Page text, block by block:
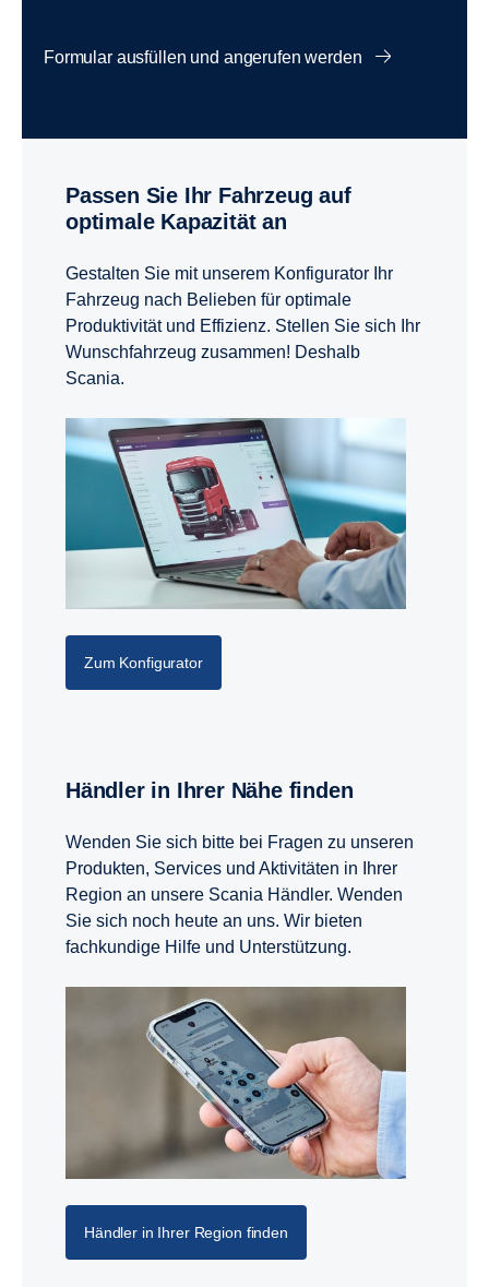
Formular ausfüllen und angerufen werden
Passen Sie Ihr Fahrzeug auf
optimale Kapazität an
Gestalten Sie mit unserem Konfigurator Ihr
Fahrzeug nach Belieben für optimale
Produktivität und Effizienz. Stellen Sie sich Ihr
Wunschfahrzeug zusammen! Deshalb
Scania.
Zum Konfigurator
Händler in Ihrer Nähe finden
Wenden Sie sich bitte bei Fragen zu unseren
Produkten, Services und Aktivitäten in Ihrer
Region an unsere Scania Händler. Wenden
Sie sich noch heute an uns. Wir bieten
fachkundige Hilfe und Unterstützung.
Händler in Ihrer Region finden